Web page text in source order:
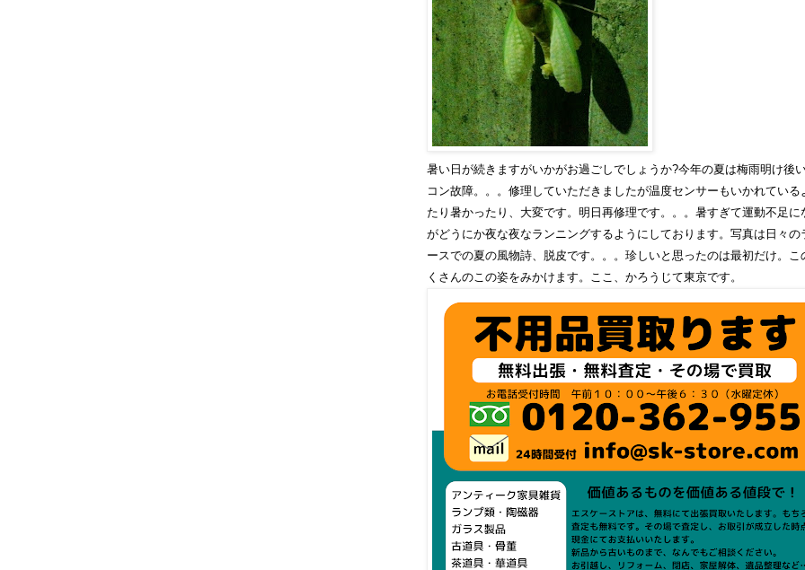
暑い日が続きますがいかがお過ごしでしょうか?今年の夏は梅雨明け後
コン故障。。。修理していただきましたが温度センサーもいかれている
たり暑かったり、大変です。明日再修理です。。。暑すぎて運動不足に
がどうにか夜な夜なランニングするようにしております。写真は日々の
ースでの夏の風物詩、脱皮です。。。珍しいと思ったのは最初だけ。こ
くさんのこの姿をみかけます。ここ、かろうじて東京です。